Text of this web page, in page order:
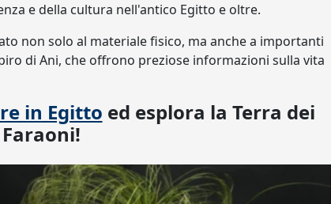
e della cultura nell'antico Egitto e oltre.
non solo al materiale fisico, ma anche a importanti
di Ani, che offrono preziose informazioni sulla vita
in Egitto ed esplora la Terra dei
Faraoni!